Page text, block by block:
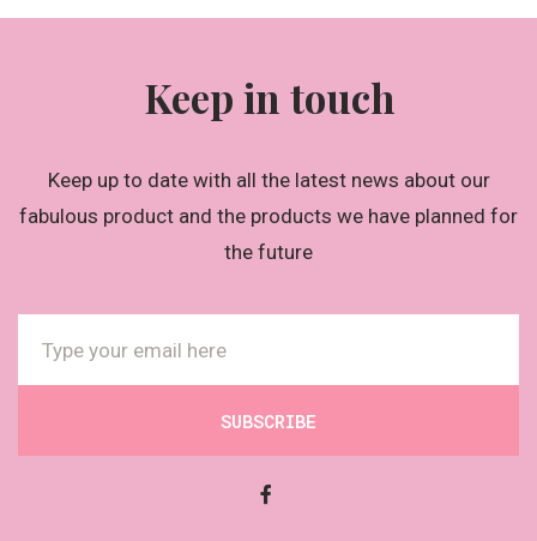
Keep in touch
Keep up to date with all the latest news about our
fabulous product and the products we have planned for
the future
SUBSCRIBE